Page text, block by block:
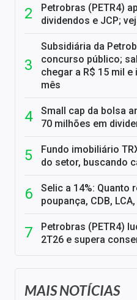
Petrobras (PETR4)
dividendos e JCP;
Subsidiária da
concurso público;
chegar a R$ 15 mil
mês
Small cap da bolsa
70 milhões em
Fundo imobiliário
do setor, buscando
Selic a 14%: Quanto
poupança, CDB,
Petrobras (PETR4)
2T26 e supera
MAIS NOTÍCIAS